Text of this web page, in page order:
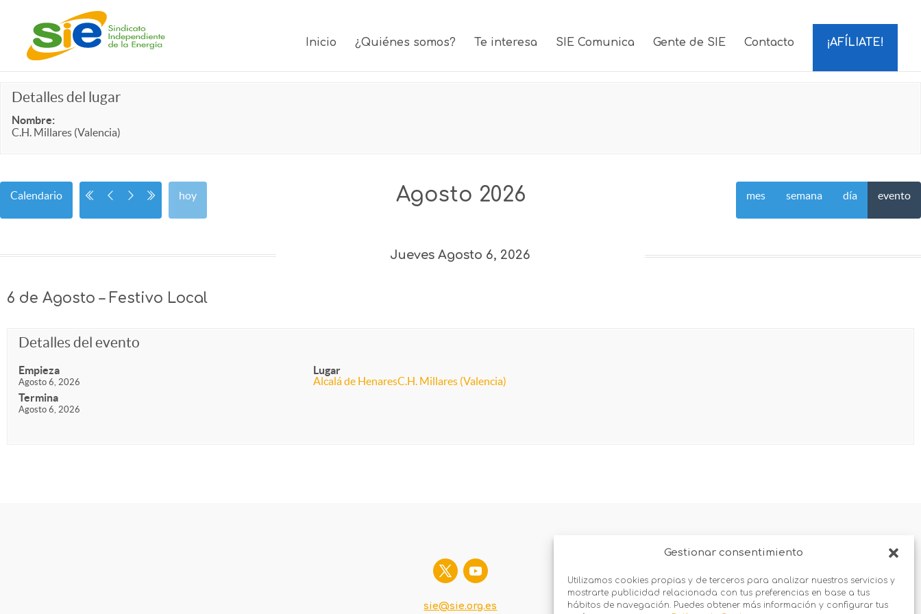
Gestionar consentimiento
Utilizamos cookies propias y de terceros para analizar nuestros servicios y
mostrarte publicidad relacionada con tus preferencias en base a tus
hábitos de navegación. Puedes obtener más información y configurar tus
Inicio ¿Quiénes somos? Te interesa SIE Comunica Gente de SIE Contacto ¡AFÍLIATE!
Detalles del lugar
Nombre:
C.H. Millares (Valencia)
Agosto 2026
Calendario hoy mes semana día evento
Jueves Agosto 6, 2026
6 de Agosto – Festivo Local
Detalles del evento
Empieza
Agosto 6, 2026
Termina
Agosto 6, 2026
Lugar
Alcalá de HenaresC.H. Millares (Valencia)
sie@sie.org.es